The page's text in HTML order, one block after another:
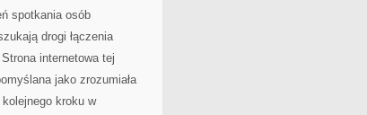
spotkania osób
drogi łączenia
internetowa tej
jako zrozumiała
kroku w